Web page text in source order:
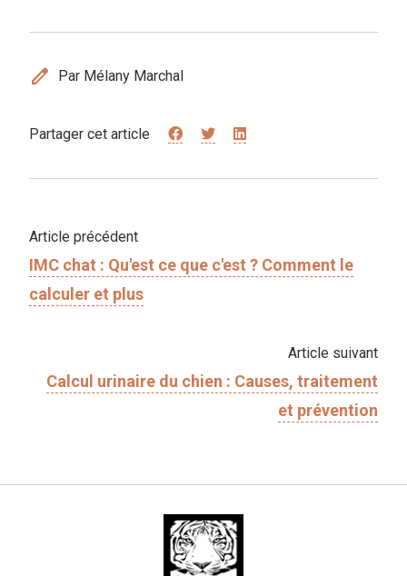
edit Par Mélany Marchal
Partager cet article
Article précédent
IMC chat : Qu'est ce que c'est ? Comment le
calculer et plus
Article suivant
Calcul urinaire du chien : Causes, traitement
et prévention